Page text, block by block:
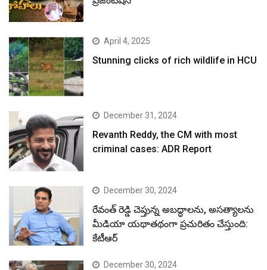
April 4, 2025
Stunning clicks of rich wildlife in HCU
December 31, 2024
Revanth Reddy, the CM with most
criminal cases: ADR Report
December 30, 2024
రేవంత్ రెడ్డి చెప్తున్న అబద్ధాలను, అసత్యాలను
మీడియా యథాతథంగా ప్రచురితం చేస్తుంది:
కేటీఆర్
December 30, 2024